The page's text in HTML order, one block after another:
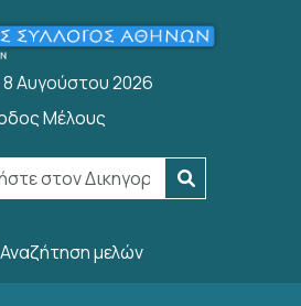
περιεχόμενο
Αυγούστου 2026
User account menu
Μέλους
Αναζήτηση μελών